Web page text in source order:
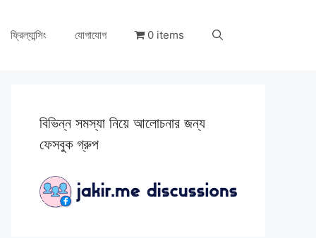
ফ্রিল্যান্সিং যোগাযোগ 0 items
বিভিন্ন সমস্যা নিয়ে আলোচনার জন্য
ফেসবুক গ্রুপ